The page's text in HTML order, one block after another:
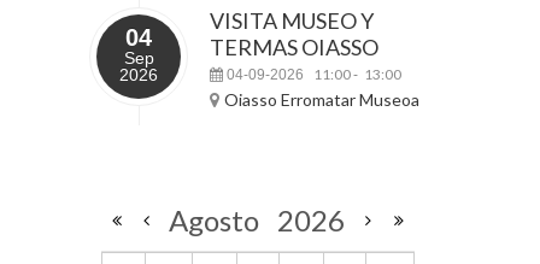
04
Sep
2026
VISITA MUSEO Y
TERMAS OIASSO
04-09-2026 11:00- 13:00
Oiasso Erromatar Museoa
Agosto 2026